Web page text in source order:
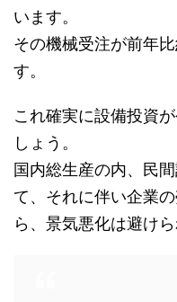
います。
その機械受注が前年
す。
これ確実に設備投資
しょう。
国内総生産の内、民
て、それに伴い企業
ら、景気悪化は避け